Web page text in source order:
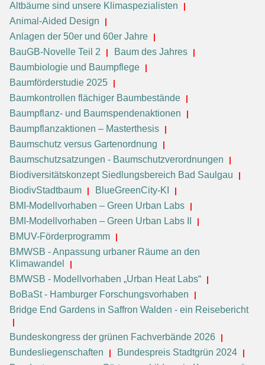
Altbäume sind unsere Klimaspezialisten
Animal-Aided Design
Anlagen der 50er und 60er Jahre
BauGB-Novelle Teil 2
Baum des Jahres
Baumbiologie und Baumpflege
Baumförderstudie 2025
Baumkontrollen flächiger Baumbestände
Baumpflanz- und Baumspendenaktionen
Baumpflanzaktionen – Masterthesis
Baumschutz versus Gartenordnung
Baumschutzsatzungen - Baumschutzverordnungen
Biodiversitätskonzept Siedlungsbereich Bad Saulgau
BiodivStadtbaum
BlueGreenCity-KI
BMI-Modellvorhaben – Green Urban Labs
BMI-Modellvorhaben – Green Urban Labs II
BMUV-Förderprogramm
BMWSB - Anpassung urbaner Räume an den
Klimawandel
BMWSB - Modellvorhaben „Urban Heat Labs“
BoBaSt - Hamburger Forschungsvorhaben
Bridge End Gardens in Saffron Walden - ein Reisebericht
Bundeskongress der grünen Fachverbände 2026
Bundesliegenschaften
Bundespreis Stadtgrün 2024